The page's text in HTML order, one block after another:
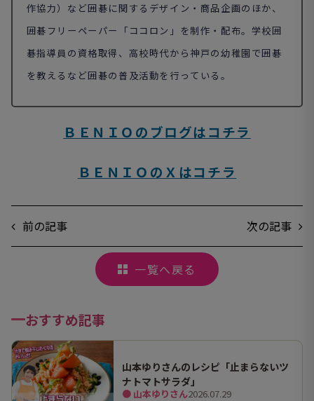
作協力）など囲碁に関するデザイン・商品企画のほか、
囲碁フリーペーパー「ココロン」を制作・配布。学校囲
碁指導員の資格取得、高校時代から神戸の幼稚園で囲碁
を教えるなど囲碁の普及活動を行っている。
ＢＥＮＩＯのブログはコチラ
ＢＥＮＩＯのＸはコチラ
前の記事 次の記事
一覧へ戻る
おすすめ記事
山本ゆりさんのレシピ「止まらないツ
ナトマトサラダ」
● 山本ゆりさん2026.07.29